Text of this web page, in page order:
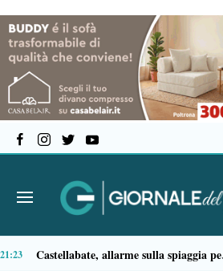
Premio Terre del Bussento, si alza il sipario: stasera Roberto Fico apre l’11ª edizione